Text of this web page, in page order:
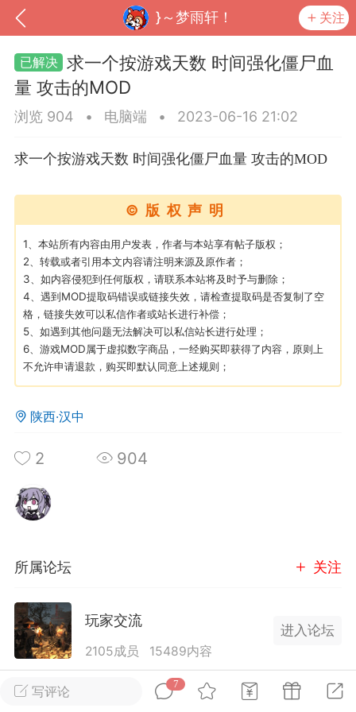
}～梦雨轩！ 关注
我的钱包 道具 排行榜
MOD下载 攻略教程 联机招募
02-10 15:45
卖挂
禁止发布联机可用的作弊模组，
单机辅助引流私下售卖服务器外挂！
作弊模组的发布规范近期收到一些信息
作弊模组在联机服务器使用,为了维护游
模组的发布行为：1. *...
72 2.21w
大人
Lv.8
写评论
7
求一个按游戏天数 时间强化僵尸血
量 攻击的MOD
浏览 904 • 电脑端 • 2023-06-16 21:02
求一个按游戏天数 时间强化僵尸血量 攻击的MOD
©版权声明
1、本站所有内容由用户发表，作者与本站享有帖子版权；
2、转载或者引用本文内容请注明来源及原作者；
3、如内容侵犯到任何版权，请联系本站将及时予与删除；
4、遇到MOD提取码错误或链接失效，请检查提取码是否复制了空
格，链接失效可以私信作者或站长进行补偿；
5、如遇到其他问题无法解决可以私信站长进行处理；
6、游戏MOD属于虚拟数字商品，一经购买即获得了内容，原则上
不允许申请退款，购买即默认同意上述规则；
陕西·汉中
2 904
所属论坛 关注
玩家交流
2105成员 15489内容
进入论坛
为七日杀玩家提供交流、提问、分享平台。发帖请
遵守中国法律规则，拒绝违法信息！